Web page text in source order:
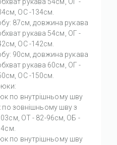
рукава 54см, ОГ -
ОС -134см.
87см, довжина рукава
рукава 54см, ОГ -
ОС -142см.
90см, довжина рукава
рукава 60см, ОГ -
ОС -150см.
по внутрішньому шву
зовнішньому шву з
ОТ - 82-96см, ОБ -
по внутрішньому шву